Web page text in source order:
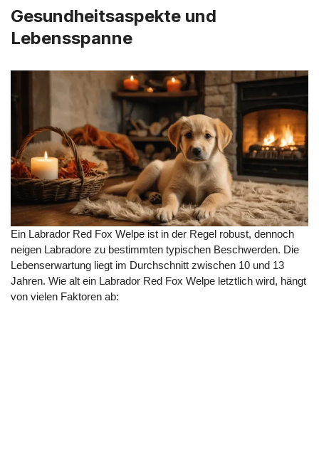
Gesundheitsaspekte und
Lebensspanne
Ein Labrador Red Fox Welpe ist in der Regel robust, dennoch
neigen Labradore zu bestimmten typischen Beschwerden. Die
Lebenserwartung liegt im Durchschnitt zwischen 10 und 13
Jahren. Wie alt ein Labrador Red Fox Welpe letztlich wird, hängt
von vielen Faktoren ab: